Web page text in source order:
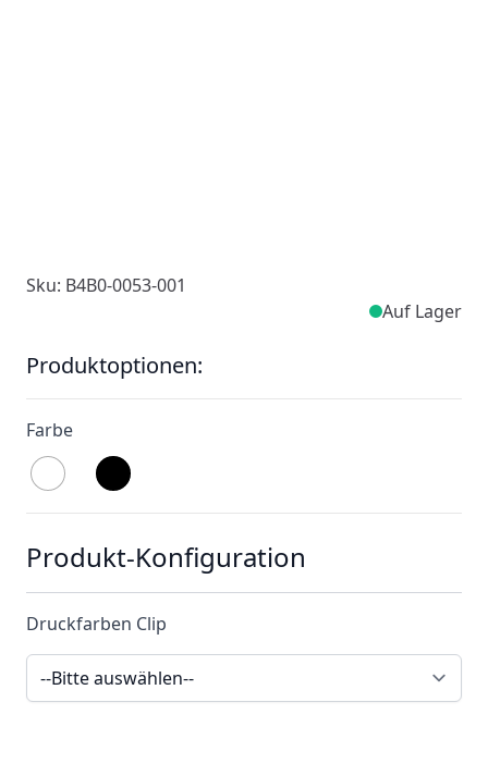
Sku: B4B0-0053-001
Auf Lager
Produktoptionen:
Farbe
Produkt-Konfiguration
Druckfarben Clip